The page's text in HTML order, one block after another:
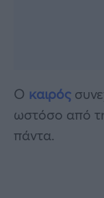
Ο καιρός
ωστόσο από
πάντα.